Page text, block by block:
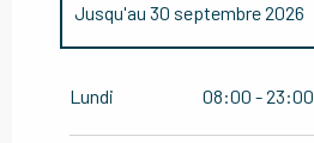
Jusqu'au 30 septembre 2026
Lundi 08:00 - 23:00